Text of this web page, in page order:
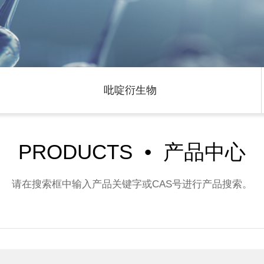
吡啶衍生物
PRODUCTS • 产品中心
请在搜索框中输入产品关键字或CAS号进行产品搜索。